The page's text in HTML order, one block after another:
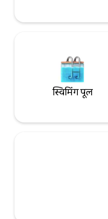
स्विमिंग पूल